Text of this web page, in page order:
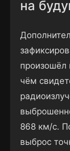
на
произошёл
чём
868 км/с.
выброс